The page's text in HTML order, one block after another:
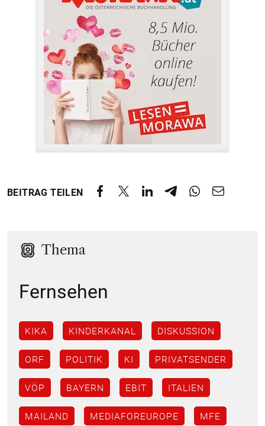
BEITRAG TEILEN
Thema
Fernsehen
KIKA KINDERKANAL DISKUSSION
ORF POLITIK KI PRIVATSENDER
VÖP BAYERN EBIT ITALIEN
MAILAND MEDIAFOREUROPE MFE